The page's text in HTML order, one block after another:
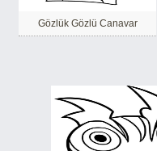
Gözlük Gözlü Canavar